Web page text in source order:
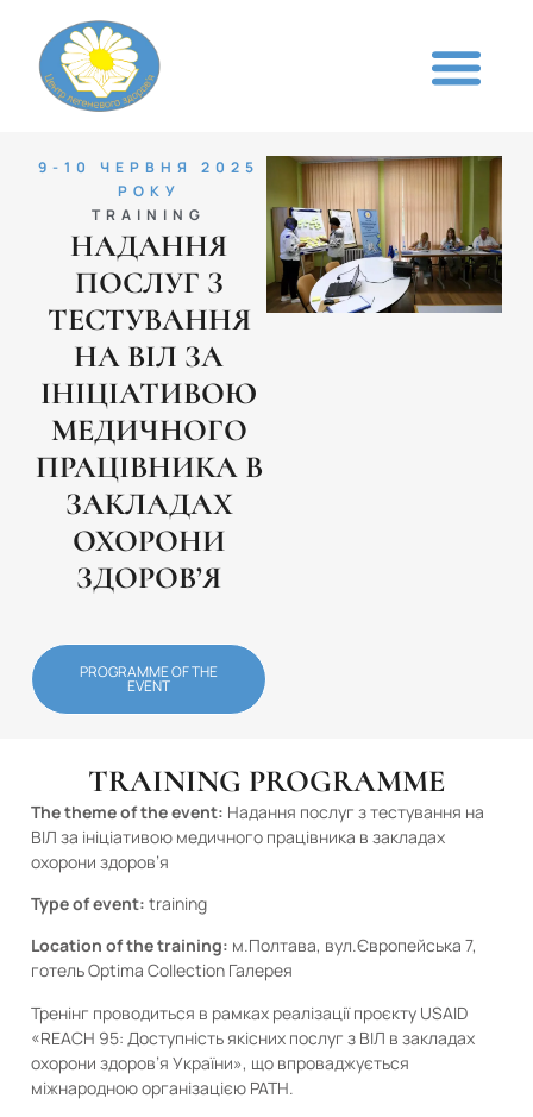
9-10 ЧЕРВНЯ 2025
РОКУ
TRAINING
НАДАННЯ
ПОСЛУГ З
ТЕСТУВАННЯ
НА ВІЛ ЗА
ІНІЦІАТИВОЮ
МЕДИЧНОГО
ПРАЦІВНИКА В
ЗАКЛАДАХ
ОХОРОНИ
ЗДОРОВ’Я
PROGRAMME OF THE
EVENT
TRAINING PROGRAMME
The theme of the event: Надання послуг з тестування на
ВІЛ за ініціативою медичного працівника в закладах
охорони здоров’я
Type of event: training
Location of the training: м.Полтава, вул.Європейська 7,
готель Optima Collection Галерея
Тренінг проводиться в рамках реалізації проєкту USAID
«REACH 95: Доступність якісних послуг з ВІЛ в закладах
охорони здоров’я України», що впроваджується
міжнародною організацією PATH.